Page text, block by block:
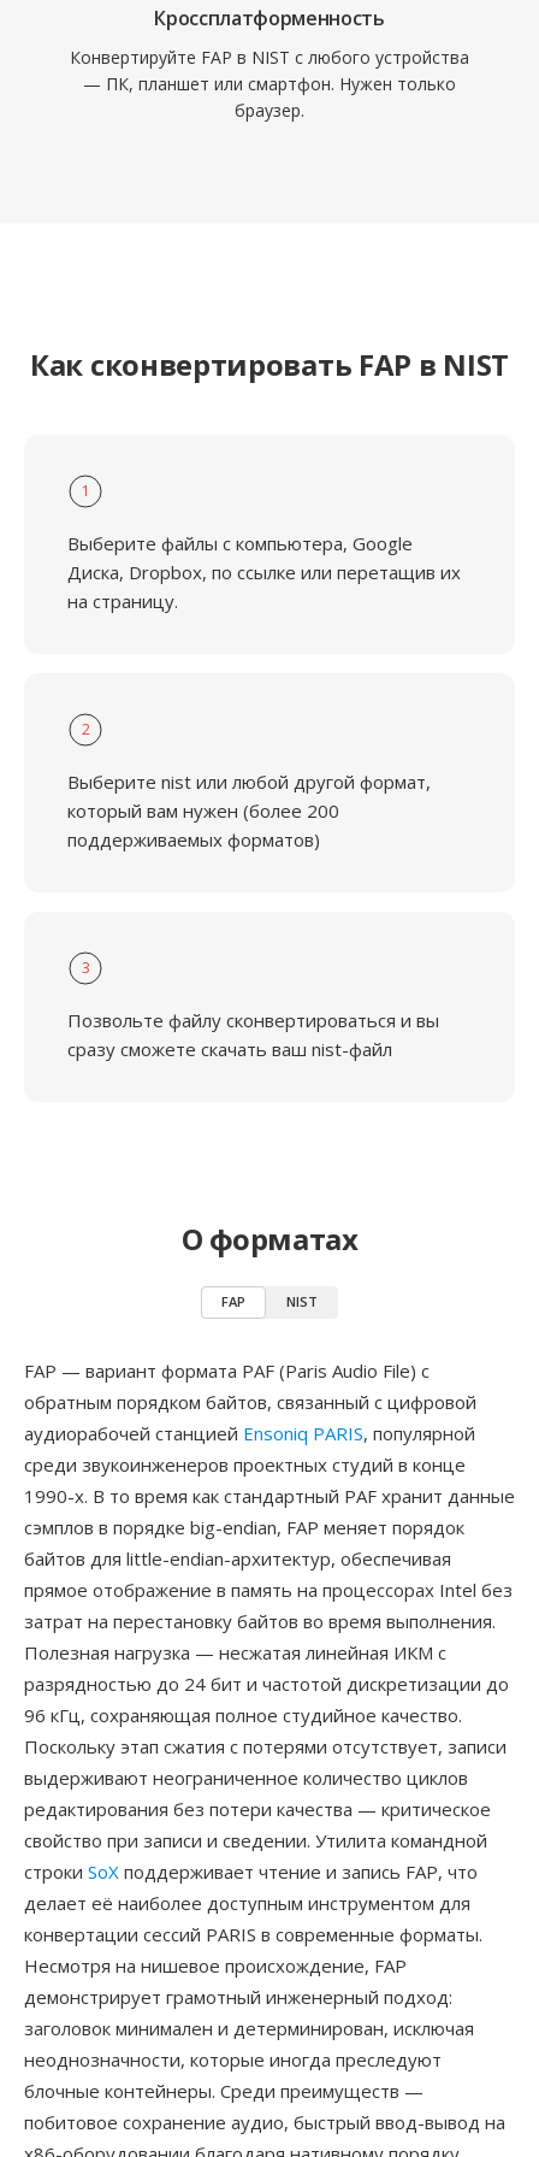
Кроссплатформенность
Конвертируйте FAP в NIST с любого устройства
— ПК, планшет или смартфон. Нужен только
браузер.
Как сконвертировать FAP в NIST
1
Выберите файлы с компьютера, Google
Диска, Dropbox, по ссылке или перетащив их
на страницу.
2
Выберите nist или любой другой формат,
который вам нужен (более 200
поддерживаемых форматов)
3
Позвольте файлу сконвертироваться и вы
сразу сможете скачать ваш nist-файл
О форматах
FAP NIST
FAP — вариант формата PAF (Paris Audio File) с
обратным порядком байтов, связанный с цифровой
аудиорабочей станцией Ensoniq PARIS, популярной
среди звукоинженеров проектных студий в конце
1990-х. В то время как стандартный PAF хранит данные
сэмплов в порядке big-endian, FAP меняет порядок
байтов для little-endian-архитектур, обеспечивая
прямое отображение в память на процессорах Intel без
затрат на перестановку байтов во время выполнения.
Полезная нагрузка — несжатая линейная ИКМ с
разрядностью до 24 бит и частотой дискретизации до
96 кГц, сохраняющая полное студийное качество.
Поскольку этап сжатия с потерями отсутствует, записи
выдерживают неограниченное количество циклов
редактирования без потери качества — критическое
свойство при записи и сведении. Утилита командной
строки SoX поддерживает чтение и запись FAP, что
делает её наиболее доступным инструментом для
конвертации сессий PARIS в современные форматы.
Несмотря на нишевое происхождение, FAP
демонстрирует грамотный инженерный подход:
заголовок минимален и детерминирован, исключая
неоднозначности, которые иногда преследуют
блочные контейнеры. Среди преимуществ —
побитовое сохранение аудио, быстрый ввод-вывод на